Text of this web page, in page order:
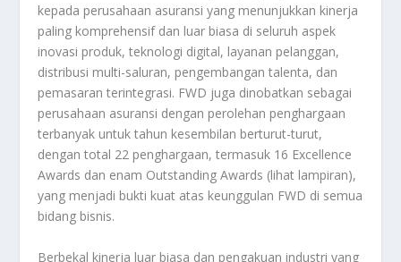
kepada perusahaan asuransi yang menunjukkan kinerja
paling komprehensif dan luar biasa di seluruh aspek
inovasi produk, teknologi digital, layanan pelanggan,
distribusi multi-saluran, pengembangan talenta, dan
pemasaran terintegrasi. FWD juga dinobatkan sebagai
perusahaan asuransi dengan perolehan penghargaan
terbanyak untuk tahun kesembilan berturut-turut,
dengan total 22 penghargaan, termasuk 16 Excellence
Awards dan enam Outstanding Awards (lihat lampiran),
yang menjadi bukti kuat atas keunggulan FWD di semua
bidang bisnis.
Berbekal kinerja luar biasa dan pengakuan industri yang